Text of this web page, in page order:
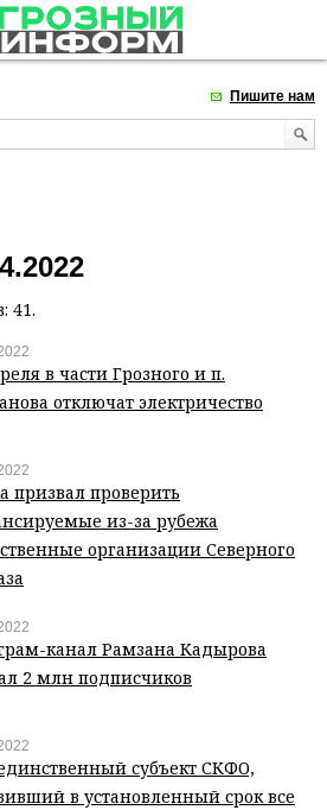
Пишите нам
41.
в части Грозного и п.
отключат электричество
призвал проверить
из-за рубежа
организации Северного
канал Рамзана Кадырова
2 млн подписчиков
субъект СКФО,
в установленный срок все